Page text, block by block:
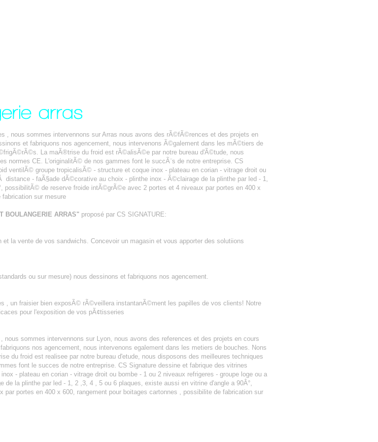
, nous sommes intervennons sur Arras nous avons des rÃ©fÃ©rences et des projets en
et fabriquons nos agencement, nous intervenons Ã©galement dans les mÃ©tiers de
La maÃ®trise du froid est rÃ©alisÃ©e par notre bureau d'Ã©tude, nous
normes CE. L'originalitÃ© de nos gammes font le succÃ¨s de notre entreprise. CS
ventilÃ© groupe tropicalisÃ© - structure et coque inox - plateau en corian - vitrage droit ou
- faÃ§ade dÃ©corative au choix - plinthe inox - Ã©clairage de la plinthe par led - 1,
de reserve froide intÃ©grÃ©e avec 2 portes et 4 niveaux par portes en 400 x
sur mesure
BOULANGERIE ARRAS" proposé par CS SIGNATURE:
la vente de vos sandwichs. Concevoir un magasin et vous apporter des solutiions
ou sur mesure) nous dessinons et fabriquons nos agencement.
, un fraisier bien exposÃ© rÃ©veillera instantanÃ©ment les papilles de vos clients! Notre
pour l'exposition de vos pÃ¢tisseries
sommes intervennons sur Lyon, nous avons des references et des projets en cours
nos agencement, nous intervenons egalement dans les metiers de bouches. Nons
du froid est realisee par notre bureau d'etude, nous disposons des meilleures techniques
font le succes de notre entreprise. CS Signature dessine et fabrique des vitrines
- plateau en corian - vitrage droit ou bombe - 1 ou 2 niveaux refrigeres - groupe loge ou a
de la plinthe par led - 1, 2 ,3, 4 , 5 ou 6 plaques, existe aussi en vitrine d'angle a 90Â°,
portes en 400 x 600, rangement pour boitages cartonnes , possibilite de fabrication sur